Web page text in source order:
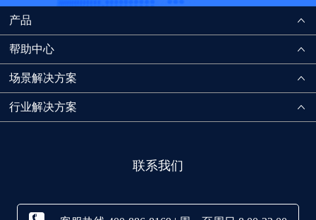
产品
帮助中心
场景解决方案
行业解决方案
联系我们